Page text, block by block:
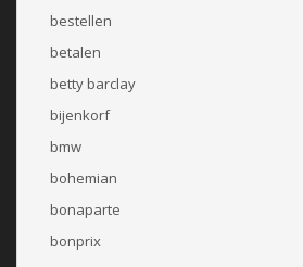
bestellen
betalen
betty barclay
bijenkorf
bmw
bohemian
bonaparte
bonprix